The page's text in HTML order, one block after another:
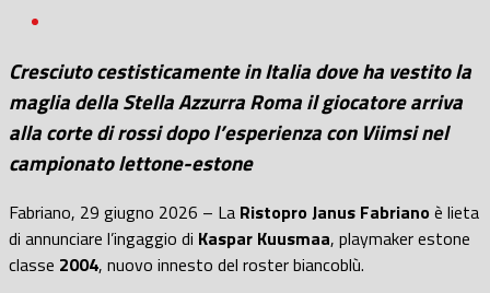
Cresciuto cestisticamente in Italia dove ha vestito la
maglia dellaStella Azzurra Romail giocatore arriva
alla corte di rossi dopo l’esperienza con Viimsinel
campionato lettone-estone
Fabriano, 29 giugno 2026 – La Ristopro Janus Fabrianoè lieta
di annunciare l’ingaggio di Kaspar Kuusmaa, playmaker estone
classe 2004, nuovo innesto del roster biancoblù.